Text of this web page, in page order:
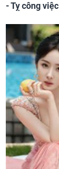
- Tỵ công